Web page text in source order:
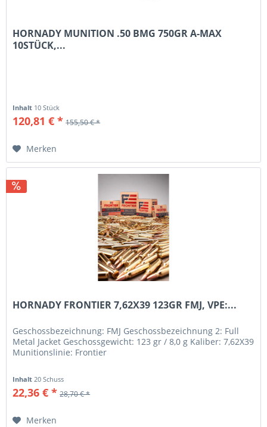
HORNADY MUNITION .50 BMG 750GR A-MAX
10STÜCK,...
Inhalt 10 Stück
120,81 € * 155,50 € *
Merken
HORNADY FRONTIER 7,62X39 123GR FMJ, VPE:...
Geschossbezeichnung: FMJ Geschossbezeichnung 2: Full
Metal Jacket Geschossgewicht: 123 gr / 8,0 g Kaliber: 7,62X39
Munitionslinie: Frontier
Inhalt20 Schuss
22,36 € * 28,70 € *
Merken